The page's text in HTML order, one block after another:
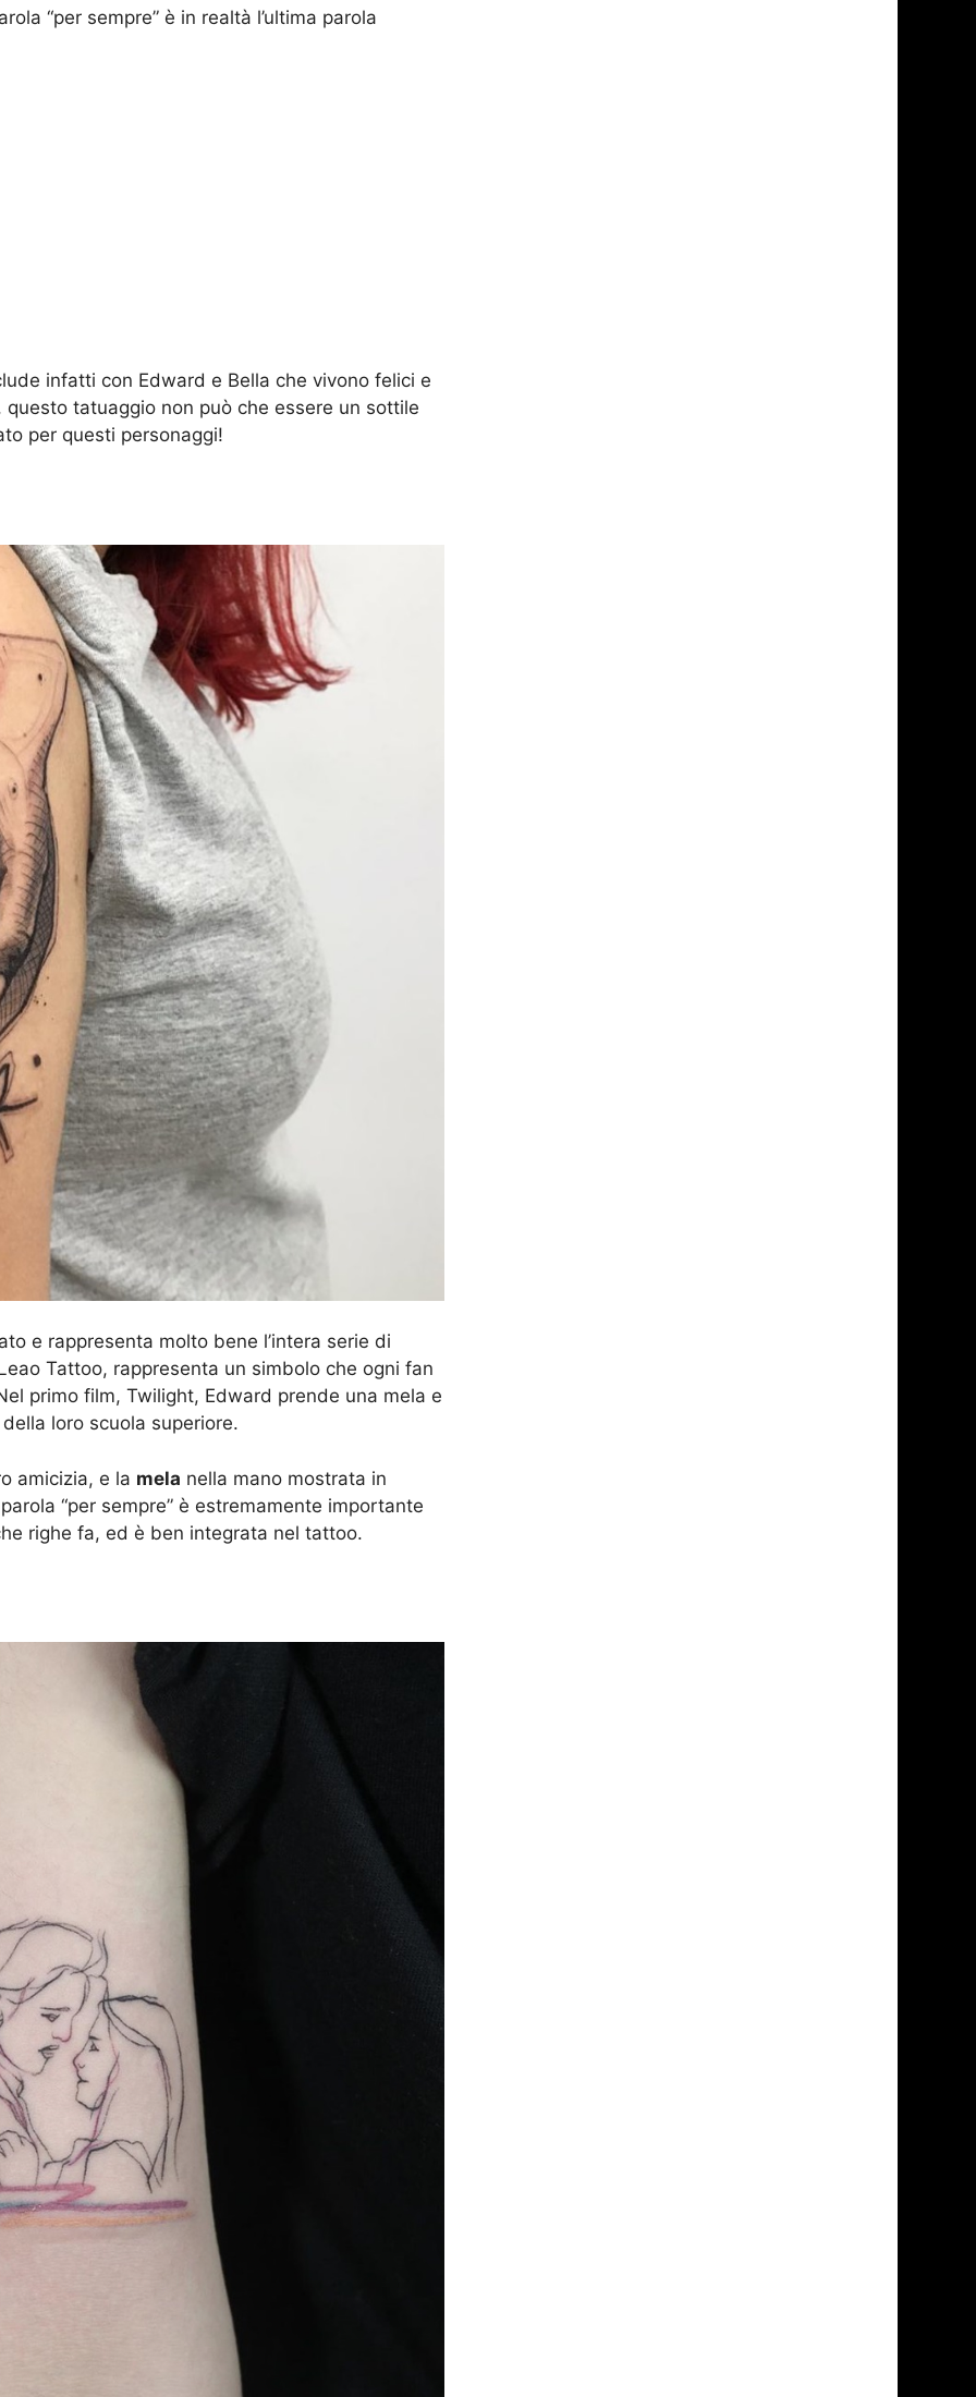
“per sempre” è in realtà l’ultima parola
infatti con Edward e Bella che vivono felici e
tatuaggio non può che essere un sottile
per questi personaggi!
e rappresenta molto bene l’intera serie di
Tattoo, rappresenta un simbolo che ogni fan
primo film, Twilight, Edward prende una mela e
loro scuola superiore.
amicizia, e la mela nella mano mostrata in
“per sempre” è estremamente importante
righe fa, ed è ben integrata nel tattoo.